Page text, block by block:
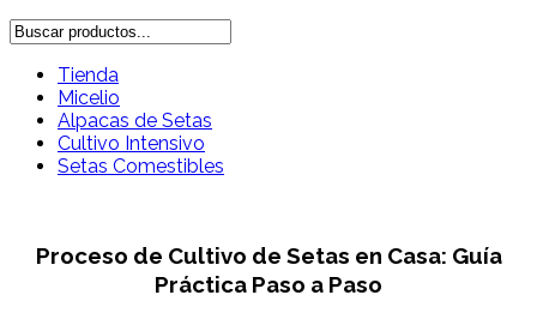
Tienda
Micelio
Alpacas de Setas
Cultivo Intensivo
Setas Comestibles
Proceso de Cultivo de Setas en Casa: Guía
Práctica Paso a Paso